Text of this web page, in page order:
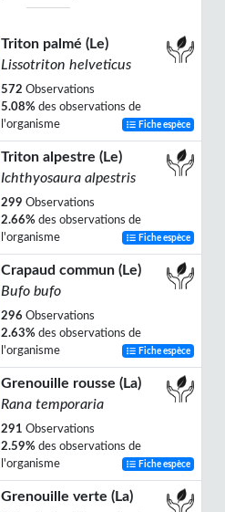
Triton palmé (Le)
Lissotriton helveticus
572 Observations
5.08% des observations de
l'organisme
Fiche espèce
Triton alpestre (Le)
Ichthyosaura alpestris
299 Observations
2.66% des observations de
l'organisme
Fiche espèce
Crapaud commun (Le)
Bufo bufo
296 Observations
2.63% des observations de
l'organisme
Fiche espèce
Grenouille rousse (La)
Rana temporaria
291 Observations
2.59% des observations de
l'organisme
Fiche espèce
Grenouille verte (La)